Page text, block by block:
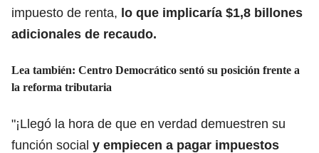
impuesto de renta, lo que implicaría $1,8 billones
adicionales de recaudo.
Lea también: Centro Democrático sentó su posición frente a
la reforma tributaria
"¡Llegó la hora de que en verdad demuestren su
función social y empiecen a pagar impuestos